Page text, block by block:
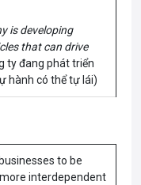
is developing
that can drive
ty đang phát triển
hành có thể tự lái)
to be
interdependent